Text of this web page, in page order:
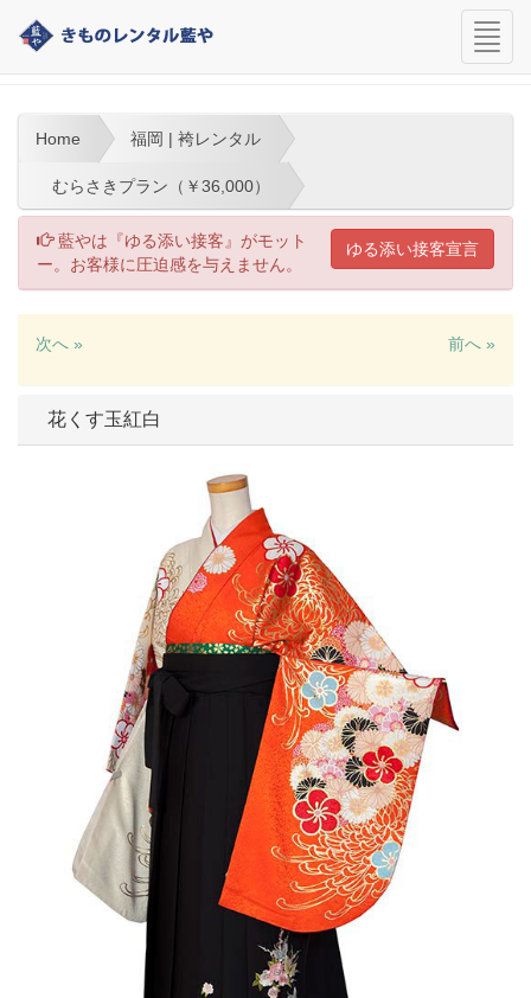
navi
福岡 | 袴レンタル
Home 福岡 | 袴レンタル
むらさきプラン（￥36,000）
ゆる添い接客宣言
藍やは『ゆる添い接客』がモット
ー。お客様に圧迫感を与えません。
次へ » 前へ »
花くす玉紅白